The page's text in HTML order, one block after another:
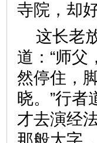
寺院，
这长老
道：“师父
然停住，
晓。”行者
才去演经